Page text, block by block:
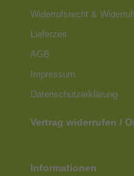
Widerrufsrecht &
Lieferzeit
AGB
Impressum
Datenschutz­erklärung
Vertrag widerrufen /
Informationen